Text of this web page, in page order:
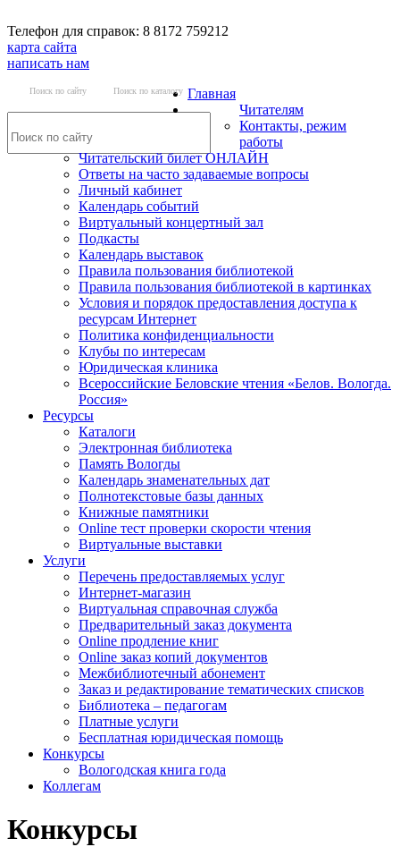
Телефон для справок: 8 8172 759212
карта сайта
написать нам
Поиск по сайту Поиск по каталогу Главная
Читателям
Контакты, режим
работы
Читательский билет ОНЛАЙН
Ответы на часто задаваемые вопросы
Личный кабинет
Календарь событий
Виртуальный концертный зал
Подкасты
Календарь выставок
Правила пользования библиотекой
Правила пользования библиотекой в картинках
Условия и порядок предоставления доступа к
ресурсам Интернет
Политика конфиденциальности
Клубы по интересам
Юридическая клиника
Всероссийские Беловские чтения «Белов. Вологда.
Россия»
Ресурсы
Каталоги
Электронная библиотека
Память Вологды
Календарь знаменательных дат
Полнотекстовые базы данных
Книжные памятники
Online тест проверки скорости чтения
Виртуальные выставки
Услуги
Перечень предоставляемых услуг
Интернет-магазин
Виртуальная справочная служба
Предварительный заказ документа
Online продление книг
Online заказ копий документов
Межбиблиотечный абонемент
Заказ и редактирование тематических списков
Библиотека – педагогам
Платные услуги
Бесплатная юридическая помощь
Конкурсы
Вологодская книга года
Коллегам
Конкурсы